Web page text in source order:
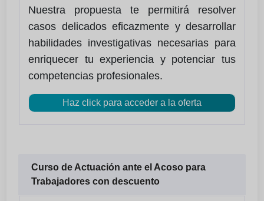
Nuestra propuesta te permitirá resolver
casos delicados eficazmente y desarrollar
habilidades investigativas necesarias para
enriquecer tu experiencia y potenciar tus
competencias profesionales.
Haz click para acceder a la oferta
Curso de Actuación ante el Acoso para
Trabajadores con descuento